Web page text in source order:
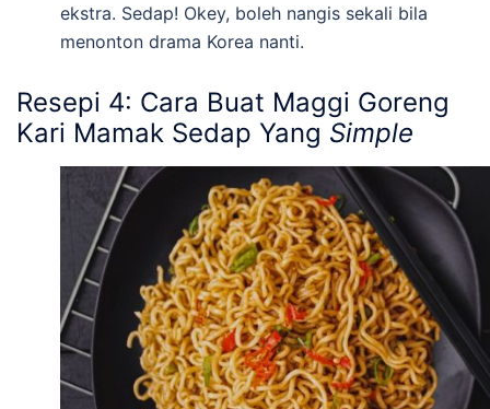
ekstra. Sedap! Okey, boleh nangis sekali bila
menonton drama Korea nanti.
Resepi 4: Cara Buat Maggi Goreng
Kari Mamak Sedap Yang Simple